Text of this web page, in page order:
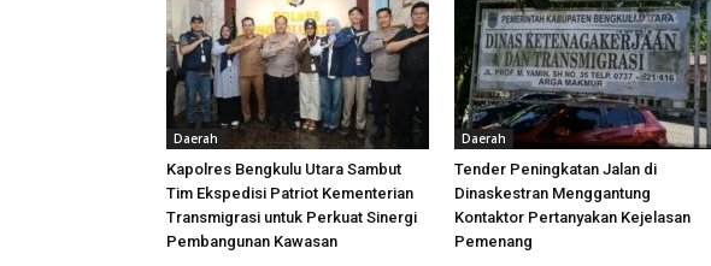
Daerah
Kapolres Bengkulu Utara Sambut
Tim Ekspedisi Patriot Kementerian
Transmigrasi untuk Perkuat Sinergi
Pembangunan Kawasan
Daerah
Tender Peningkatan Jalan di
Dinaskestran Menggantung
Kontaktor Pertanyakan Kejelasan
Pemenang